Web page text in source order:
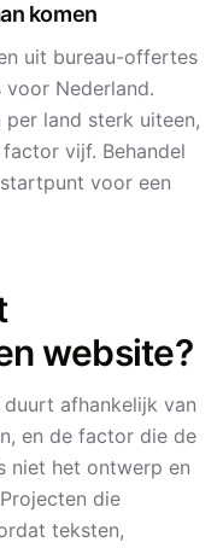
komen
uit bureau-offertes
Nederland.
land sterk uiteen,
vijf. Behandel
voor een
website?
afhankelijk van
en de factor die de
niet het ontwerp en
die
teksten,